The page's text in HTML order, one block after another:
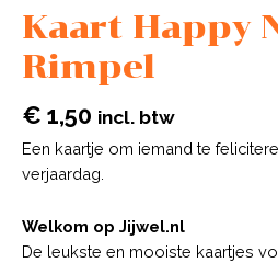
Kaart Happy
Rimpel
€ 1,50 incl. btw
Een kaartje om iemand te
verjaardag.
Welkom op Jijwel.nl
De leukste en mooiste kaartjes